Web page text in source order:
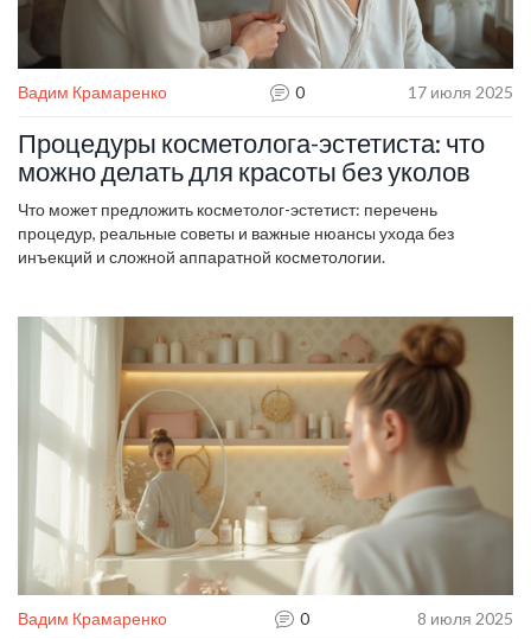
Вадим Крамаренко 0 17 июля 2025
Процедуры косметолога-эстетиста: что
можно делать для красоты без уколов
Что может предложить косметолог-эстетист: перечень
процедур, реальные советы и важные нюансы ухода без
инъекций и сложной аппаратной косметологии.
Вадим Крамаренко 0 8 июля 2025